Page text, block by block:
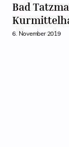
Bad
6. November 2019